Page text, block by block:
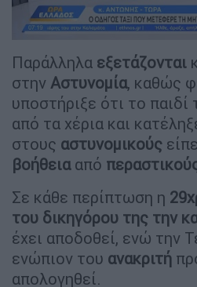
Παράλληλα εξετάζονται
στην Αστυνομία, καθώς
υποστήριξε ότι το
από τα χέρια και
στους αστυνομικούς
βοήθειααπό
Σε κάθε περίπτωση η
του δικηγόρου της την
έχει αποδοθεί, ενώ την
ενώπιον του ανακριτή
απολογηθεί.